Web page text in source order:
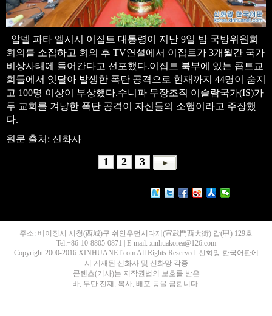
압델 파타 엘시시 이집트 대통령이 지난 9일 밤 국방위원회
회의를 소집하고 회의 후 TV연설에서 이집트가 3개월간 국가
비상사태에 들어간다고 선포했다.이집트 북부에 있는 콥트교
회들에서 잇달아 발생한 폭탄 공격으로 현재까지 44명이 숨지
고 100명 이상이 부상했다.수니파 무장조직 이슬람국가(IS)가
두 교회를 겨냥한 폭탄 공격이 자신들의 소행이라고 주장했
다.
원문 출처: 신화사
1 2 3
주소: 베이징시 시청(西城)구 쉬안우먼시다제(宣武門西大街) 갑(甲) 129호
Tel:+86-10-8805-0871 | E-mail: xinhuakorea@126.com
Copyright 2000-2016 XINHUANET.com All Rights Reserved. 신화망 한국어판에
서 게재된 신화사 및 신화망 각종
콘텐츠(기사)는 저작권법의 보호를 받은
바, 무단 전재, 복사, 배포 등을 금합니다.